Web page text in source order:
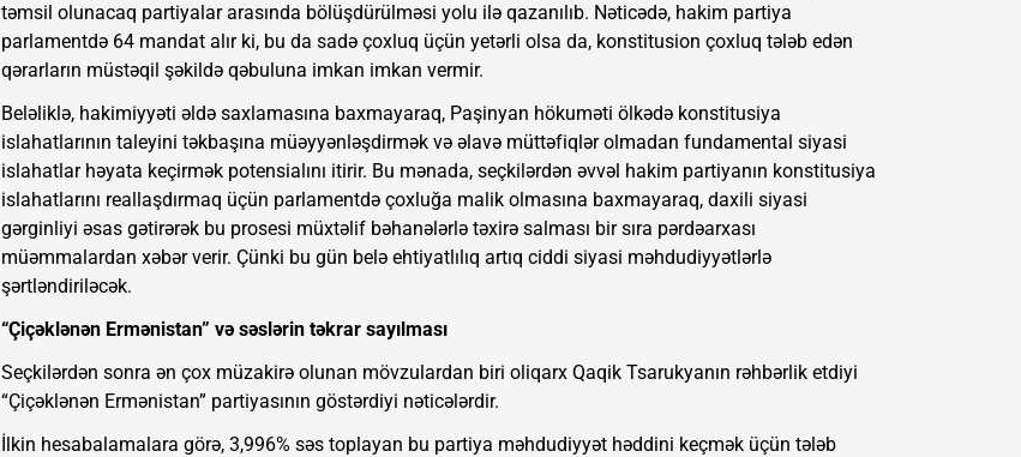
təmsil olunacaq partiyalar arasında bölüşdürülməsi yolu ilə qazanılıb. Nəticədə, hakim partiya
parlamentdə 64 mandat alır ki, bu da sadə çoxluq üçün yetərli olsa da, konstitusion çoxluq tələb edən
qərarların müstəqil şəkildə qəbuluna imkan imkan vermir.
Beləliklə, hakimiyyəti əldə saxlamasına baxmayaraq, Paşinyan hökuməti ölkədə konstitusiya
islahatlarının taleyini təkbaşına müəyyənləşdirmək və əlavə müttəfiqlər olmadan fundamental siyasi
islahatlar həyata keçirmək potensialını itirir. Bu mənada, seçkilərdən əvvəl hakim partiyanın konstitusiya
islahatlarını reallaşdırmaq üçün parlamentdə çoxluğa malik olmasına baxmayaraq, daxili siyasi
gərginliyi əsas gətirərək bu prosesi müxtəlif bəhanələrlə təxirə salması bir sıra pərdəarxası
müəmmalardan xəbər verir. Çünki bu gün belə ehtiyatlılıq artıq ciddi siyasi məhdudiyyətlərlə
şərtləndiriləcək.
“Çiçəklənən Ermənistan” və səslərin təkrar sayılması
Seçkilərdən sonra ən çox müzakirə olunan mövzulardan biri oliqarx Qaqik Tsarukyanın rəhbərlik etdiyi
“Çiçəklənən Ermənistan” partiyasının göstərdiyi nəticələrdir.
İlkin hesabalamalara görə, 3,996% səs toplayan bu partiya məhdudiyyət həddini keçmək üçün tələb